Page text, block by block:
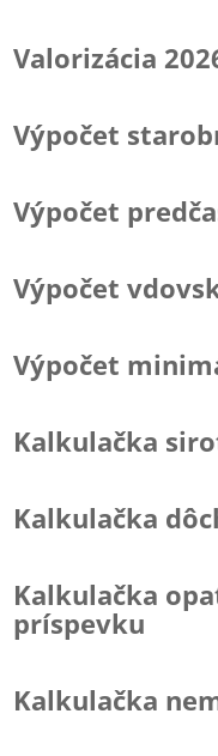
Valorizácia
Výpočet
Výpočet
Výpočet
Výpočet
Kalkulačka
Kalkulačka
Kalkulačka
príspevku
Kalkulačka